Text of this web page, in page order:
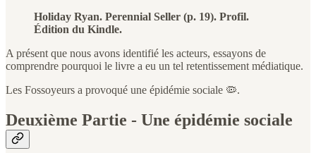
Holiday Ryan. Perennial Seller (p. 19). Profil.
Édition du Kindle.
A présent que nous avons identifié les acteurs, essayons de
comprendre pourquoi le livre a eu un tel retentissement médiatique.
Les Fossoyeurs a provoqué une épidémie sociale 🦠.
Deuxième Partie - Une épidémie sociale